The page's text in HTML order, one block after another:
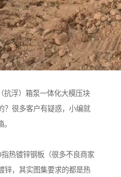
抗浮）箱泵一体化大模压块
？很多客户有疑惑，小编就
热镀锌钢板（很多不良商家
锌，其实图集要求的都是热